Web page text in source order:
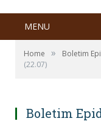
MENU
Home » Boletim
(22.07)
Boletim